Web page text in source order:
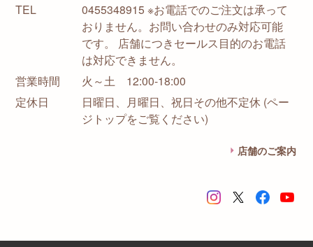
TEL
0455348915 ※お電話でのご注文は承って
おりません。お問い合わせのみ対応可能
です。 店舗につきセールス目的のお電話
は対応できません。
営業時間
火～土 12:00-18:00
定休日
日曜日、月曜日、祝日その他不定休 (ペー
ジトップをご覧ください)
店舗のご案内